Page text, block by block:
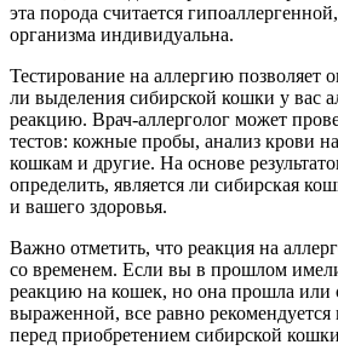
эта порода считается
организма индивидуальна.
Тестирование на аллергию позволяет
ли выделения сибирской кошки у вас
реакцию. Врач-аллерголог может
тестов: кожные пробы, анализ крови
кошкам и другие. На основе
определить, является ли сибирская
и вашего здоровья.
Важно отметить, что реакция на
со временем. Если вы в прошлом
реакцию на кошек, но она прошла или
выраженной, все равно рекомендуется
перед приобретением сибирской